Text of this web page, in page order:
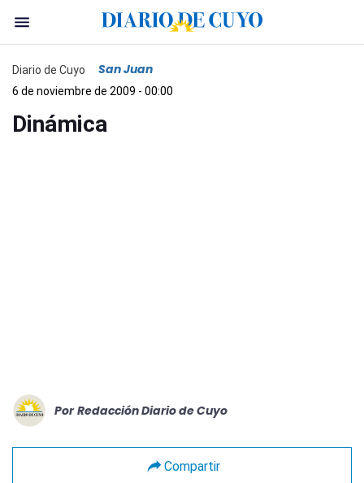
Diario de Cuyo San Juan
6 de noviembre de 2009 - 00:00
Dinámica
Por Redacción Diario de Cuyo
Compartir